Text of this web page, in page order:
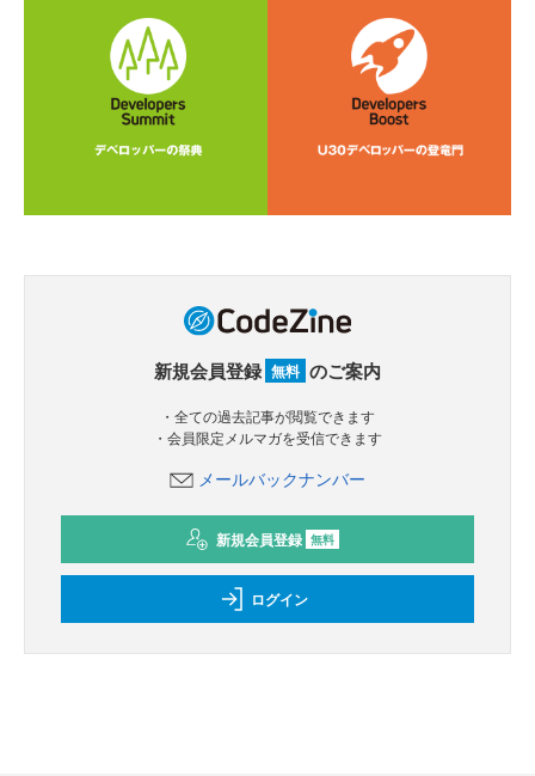
新規会員登録 無料 のご案内
・全ての過去記事が閲覧できます
・会員限定メルマガを受信できます
メールバックナンバー
新規会員登録 無料
ログイン